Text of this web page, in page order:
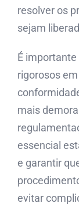
resolver os
sejam
É
rigorosos
mais
essencial
e garantir
evitar